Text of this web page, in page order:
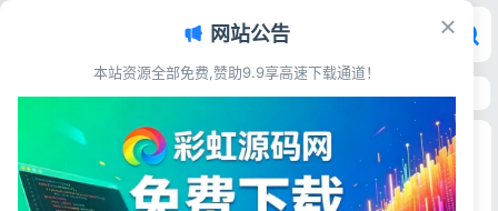
首页>技术教程>去哪里找完整靠谱源码资源 站长常用优质源码下载平台
去哪里找完整靠谱源码资源 站长常用优质源码下载
平台
网站公告
本站资源全部免费,赞助9.9享高速下载通道！